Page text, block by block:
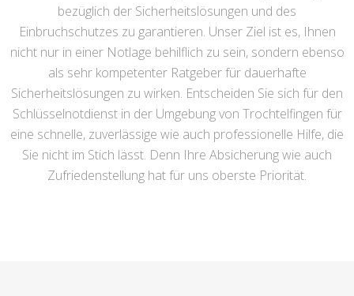
bezüglich der Sicherheitslösungen und des
Einbruchschutzes zu garantieren. Unser Ziel ist es, Ihnen
nicht nur in einer Notlage behilflich zu sein, sondern ebenso
als sehr kompetenter Ratgeber für dauerhafte
Sicherheitslösungen zu wirken. Entscheiden Sie sich für den
Schlüsselnotdienst in der Umgebung von Trochtelfingen für
eine schnelle, zuverlässige wie auch professionelle Hilfe, die
Sie nicht im Stich lässt. Denn Ihre Absicherung wie auch
Zufriedenstellung hat für uns oberste Priorität.